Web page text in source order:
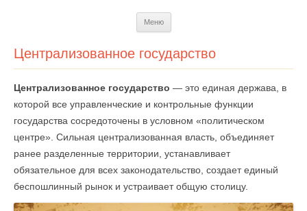
Меню
Централизованное государство
Централизованное государство — это единая держава, в
которой все управленческие и контрольные функции
государства сосредоточены в условном «политическом
центре». Сильная централизованная власть, объединяет
ранее разделенные территории, устанавливает
обязательное для всех законодательство, создает единый
беспошлинный рынок и устраивает общую столицу.